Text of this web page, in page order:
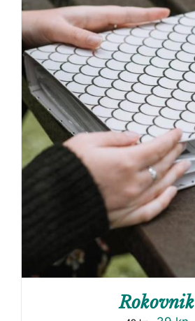
Rokovnik